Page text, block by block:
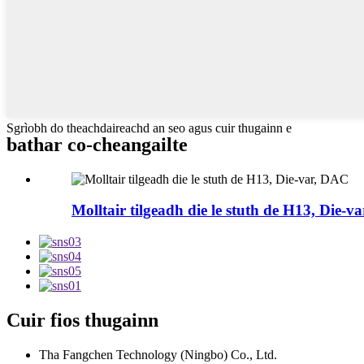
Sgrìobh do theachdaireachd an seo agus cuir thugainn e
bathar co-cheangailte
Molltair tilgeadh die le stuth de H13, Die-
Cuir fios thugainn
Tha Fangchen Technology (Ningbo) Co., Ltd.